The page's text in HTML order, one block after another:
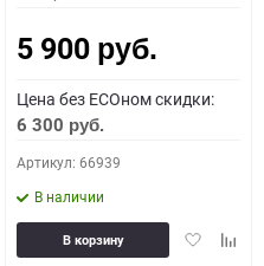
5 900 руб.
Цена без ECOном скидки:
6 300 руб.
Артикул: 66939
В наличии
Добавить
В корзину